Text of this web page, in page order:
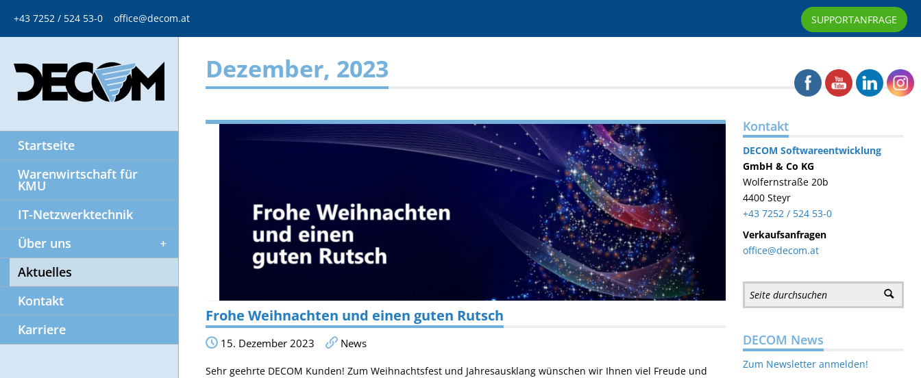
+43 7252 / 524 53-0 office@decom.at SUPPORTANFRAGE
Startseite
Warenwirtschaft für
KMU
IT-Netzwerktechnik
Über uns
Aktuelles
Kontakt
Karriere
Dezember, 2023
Frohe Weihnachten und einen guten Rutsch
15. Dezember 2023 News
Sehr geehrte DECOM Kunden! Zum Weihnachtsfest und Jahresausklang wünschen wir Ihnen viel Freude und
Kontakt
DECOM Softwareentwicklung
GmbH & Co KG
Wolfernstraße 20b
4400 Steyr
+43 7252 / 524 53-0
Verkaufsanfragen
office@decom.at
DECOM News
Zum Newsletter anmelden!